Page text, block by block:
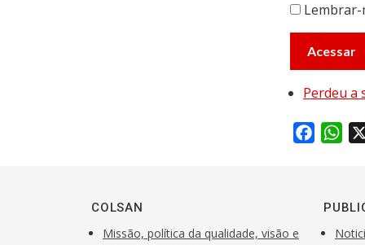
Lembrar-
Acessar
Perdeu a
o
W
s
A
COLSAN
Missão, política da qualidade, visão e